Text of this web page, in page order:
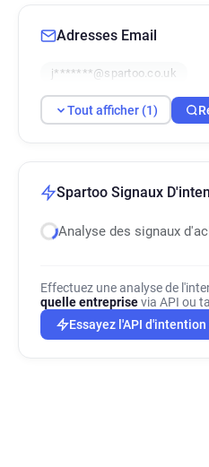
Adresses Email
j*******@spartoo.co.uk
Tout afficher (1)
Spartoo Signaux
Analyse des signaux
Effectuez une analyse de
quelle entreprisevia API ou
Essayez l'API